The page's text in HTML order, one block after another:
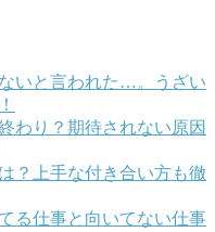
いと言われた…。うざい
わり？期待されない原因
？上手な付き合い方も徹
る仕事と向いてない仕事